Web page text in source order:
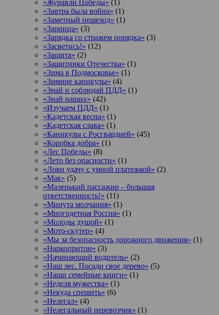
«Журавли Победы» (1)
«Завтра была война» (1)
«Заметный пешеход» (1)
«Зарница» (3)
«Зарядка со стражем порядка» (3)
«Засветись!» (12)
«Защита» (2)
«Защитники Отечества» (1)
«Зима в Подмосковье» (1)
«Зимние каникулы» (4)
«Знай и соблюдай ПДД» (1)
«Знай наших» (42)
«Изучаем ПДД» (1)
«Кадетская весна» (1)
«Кадетская слава» (1)
«Каникулы с Росгвардией» (45)
«Коробка добра» (1)
«Лес Победы» (8)
«Лето без опасности» (1)
«Лови удачу с умной платежкой» (2)
«Мак» (5)
«Маленький пассажир – большая
ответственность!» (11)
«Минута молчания» (1)
«Многодетная Россия» (1)
«Молоды душой» (1)
«Мото-скутер» (4)
«Мы за безопасность дорожного движения» (1)
«Наркопритон» (3)
«Начинающий водитель» (2)
«Наш лес. Посади свое дерево» (5)
«Наши семейные книги» (1)
«Неделя мужества» (1)
«Некуда спешить» (6)
«Нелегал» (4)
«Нелегальный перевозчик» (1)